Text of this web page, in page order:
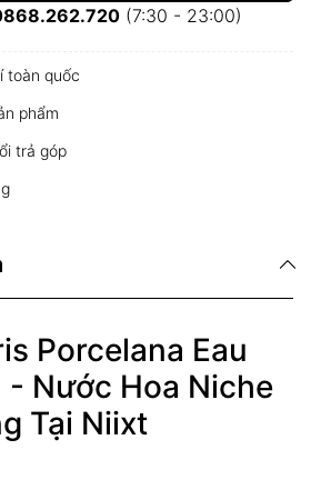
(7:30 - 23:00)
toàn quốc
phẩm
trả góp
Porcelana Eau
- Nước Hoa Niche
Tại Niixt